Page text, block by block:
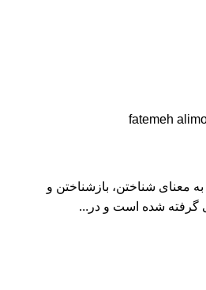
fatemeh
معنای شناختن، بازشناختن و
گرفته شده است و در...